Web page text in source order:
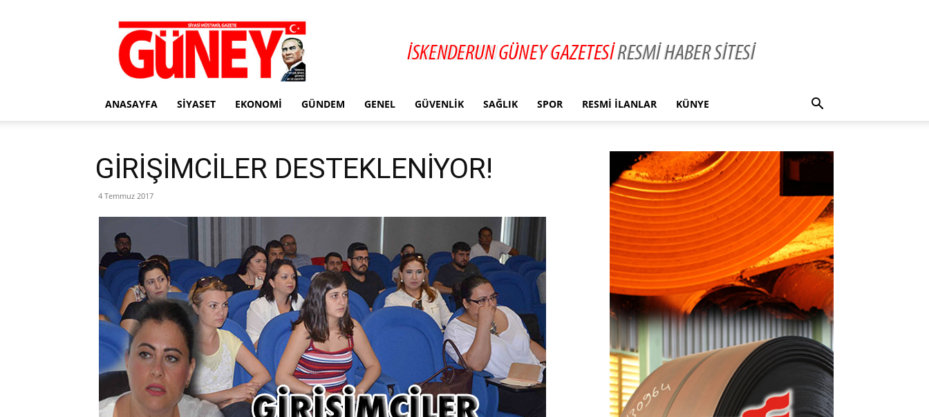
Gazete
Güney
ANASAYFA SIYASET EKONOMI GÜNDEM GENEL GÜVENLIK SAĞLIK SPOR RESMI İLANLAR KÜNYE
GİRİŞİMCİLER DESTEKLENİYOR!
4 Temmuz 2017